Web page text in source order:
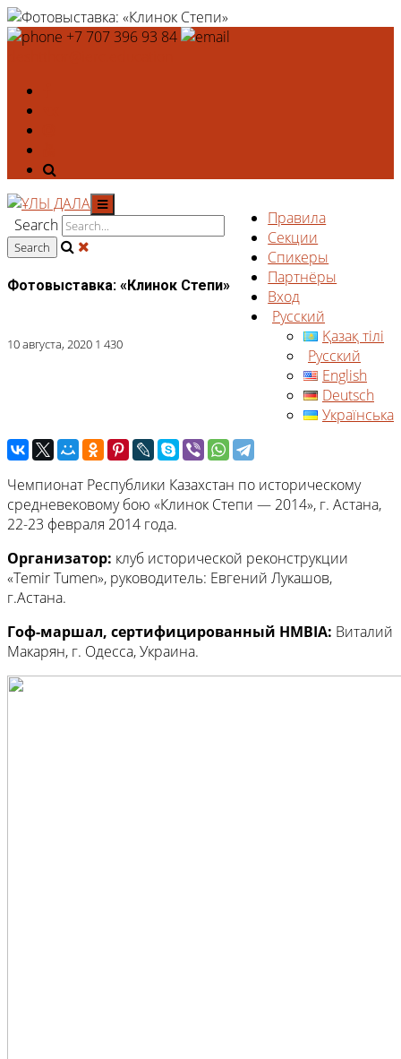
+7 707 396 93 84
Правила
Секции
Спикеры
Партнёры
Вход
Русский
Қазақ тілі
Русский
English
Deutsch
Українська
Search
Фотовыставка: «Клинок Степи»
10 августа, 2020 1 430
Чемпионат Республики Казахстан по историческому
средневековому бою «Клинок Степи — 2014», г. Астана,
22-23 февраля 2014 года.
Организатор: клуб исторической реконструкции
«Temir Tumen», руководитель: Евгений Лукашов,
г.Астана.
Гоф-маршал, сертифицированный HMBIA: Виталий
Макарян, г. Одесса, Украина.